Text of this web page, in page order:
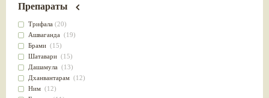
Слабительное (28)
Афродизиак(27)
Напитки(27)
Для йоги (27)
Для потенции(26)
Для душа(25)
для концентрации внимания
при нарушении эрекции
Kerala Ayurveda
(19)
Organic India pvt ltd
Lalita(16)
Ashtang Herbals
Alarsin(14)
Vasu Health care
Baraka(13)
Dabur India Ltd
Препараты
Трифала (20)
Ашваганда (19)
Брами (15)
Шатавари (15)
Дашамула (13)
Дханвантарам (12)
Ним (12)